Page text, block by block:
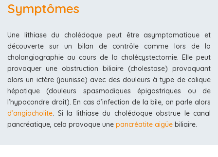
Symptômes
Une lithiase du cholédoque peut être asymptomatique et
découverte sur un bilan de contrôle comme lors de la
cholangiographie au cours de la cholécystectomie. Elle peut
provoquer une obstruction biliaire (cholestase) provoquant
alors un ictère (jaunisse) avec des douleurs à type de colique
hépatique (douleurs spasmodiques épigastriques ou de
l’hypocondre droit). En cas d’infection de la bile, on parle alors
d’angiocholite. Si la lithiase du cholédoque obstrue le canal
pancréatique, cela provoque une pancréatite aigüe biliaire.